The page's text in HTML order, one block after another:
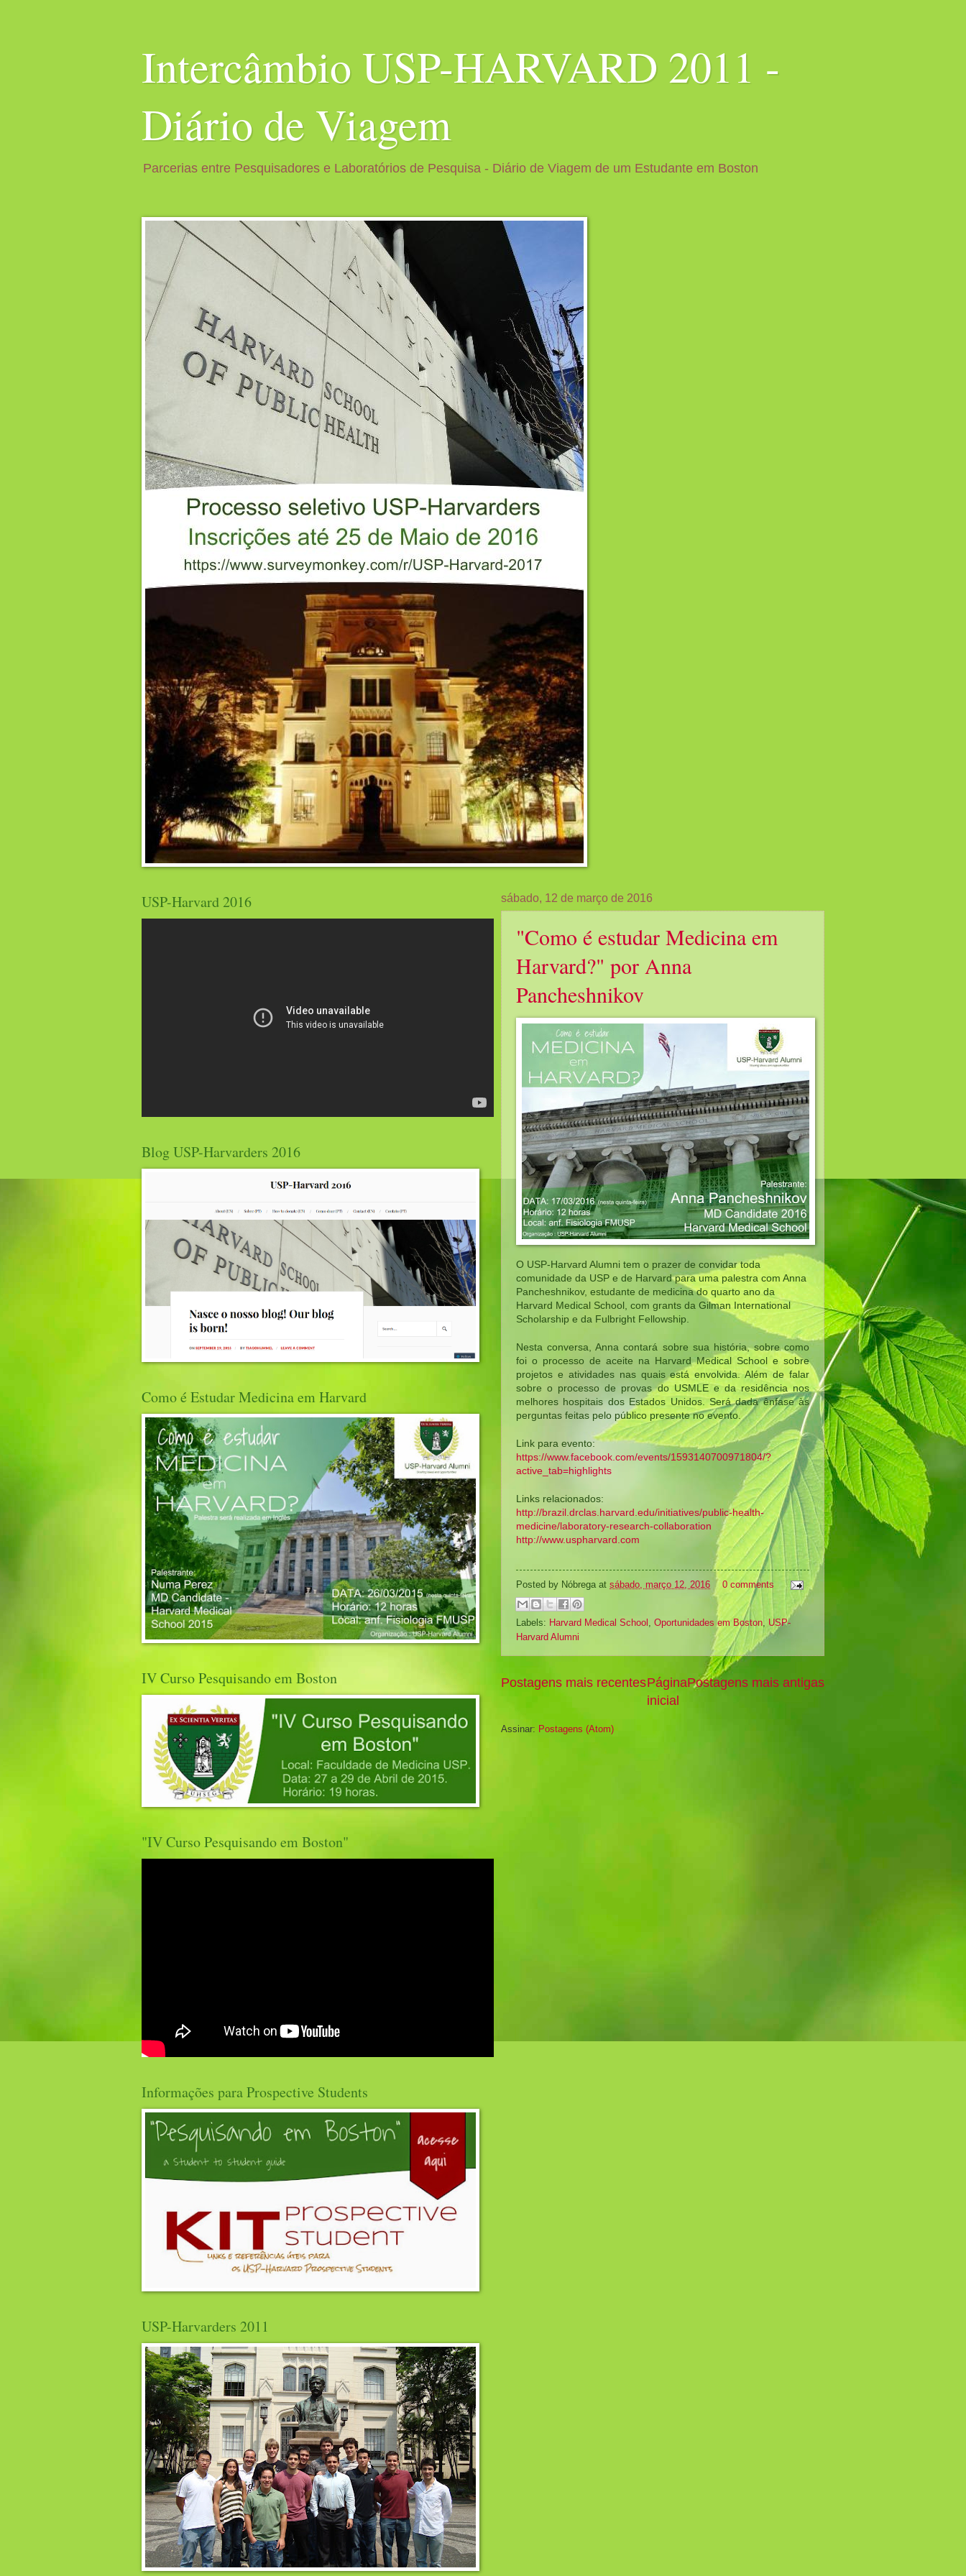
Intercâmbio USP-HARVARD 2011 -
Diário de Viagem
Parcerias entre Pesquisadores e Laboratórios de Pesquisa - Diário de Viagem de um Estudante em Boston
sábado, 12 de março de 2016
"Como é estudar Medicina em
Harvard?" por Anna
Pancheshnikov
O USP-Harvard Alumni tem o prazer de convidar toda
comunidade da USP e de Harvard para uma palestra com Anna
Pancheshnikov, estudante de medicina do quarto ano da
Harvard Medical School, com grants da Gilman International
Scholarship e da Fulbright Fellowship.
Nesta conversa, Anna contará sobre sua história, sobre como
foi o processo de aceite na Harvard Medical School e sobre
projetos e atividades nas quais está envolvida. Além de falar
sobre o processo de provas do USMLE e da residência nos
melhores hospitais dos Estados Unidos. Será dada ênfase às
perguntas feitas pelo público presente no evento.
Link para evento:
https://www.facebook.com/events/1593140700971804/?
active_tab=highlights
Links relacionados:
http://brazil.drclas.harvard.edu/initiatives/public-health-
medicine/laboratory-research-collaboration
http://www.uspharvard.com
Posted by Nóbrega at sábado, março 12, 2016 0 comments
Labels: Harvard Medical School Oportunidades em Boston USP-
Harvard Alumni
Postagens mais recentes Postagens mais antigas
Página
inicial
Assinar: Postagens (Atom)
USP-Harvard 2016
Blog USP-Harvarders 2016
Como é Estudar Medicina em Harvard
IV Curso Pesquisando em Boston
"IV Curso Pesquisando em Boston"
Informações para Prospective Students
USP-Harvarders 2011